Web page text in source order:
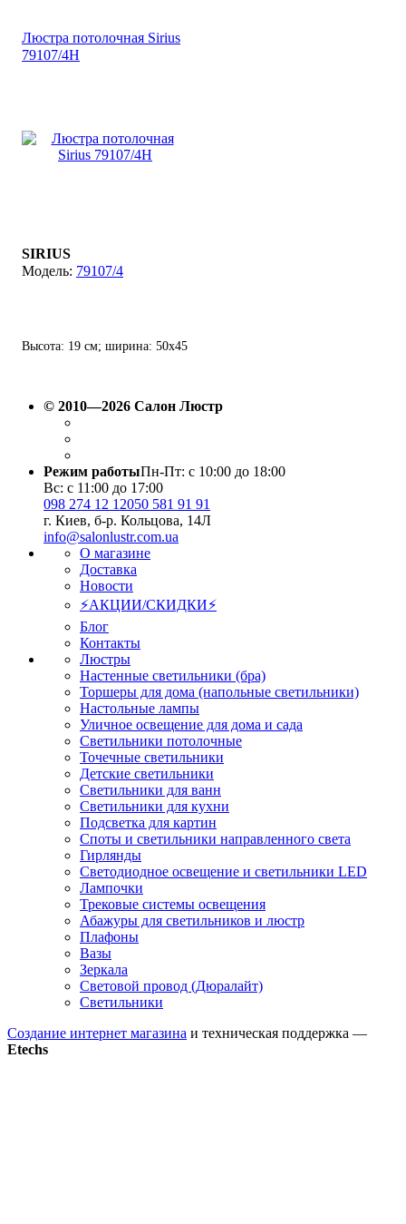
Люстра потолочная Sirius
79107/4H
SIRIUS
79107/4
Высота: 19 см; ширина: 50х45
© 2010—2026 Салон Люстр
Режим работыПн-Пт: с 10:00 до 18:00
Вс: с 11:00 до 17:00
098 274 12 12050 581 91 91
г. Киев, б-р. Кольцова, 14Л
info@salonlustr.com.ua
О магазине
Доставка
Новости
⚡АКЦИИ/СКИДКИ⚡
Блог
Контакты
Люстры
Настенные светильники (бра)
Торшеры для дома (напольные светильники)
Настольные лампы
Уличное освещение для дома и сада
Светильники потолочные
Точечные светильники
Детские светильники
Светильники для ванн
Светильники для кухни
Подсветка для картин
Споты и светильники направленного света
Гирлянды
Светодиодное освещение и светильники LED
Лампочки
Трековые системы освещения
Абажуры для светильников и люстр
Плафоны
Вазы
Зеркала
Световой провод (Дюралайт)
Светильники
Создание интернет магазина и техническая поддержка —
Etechs